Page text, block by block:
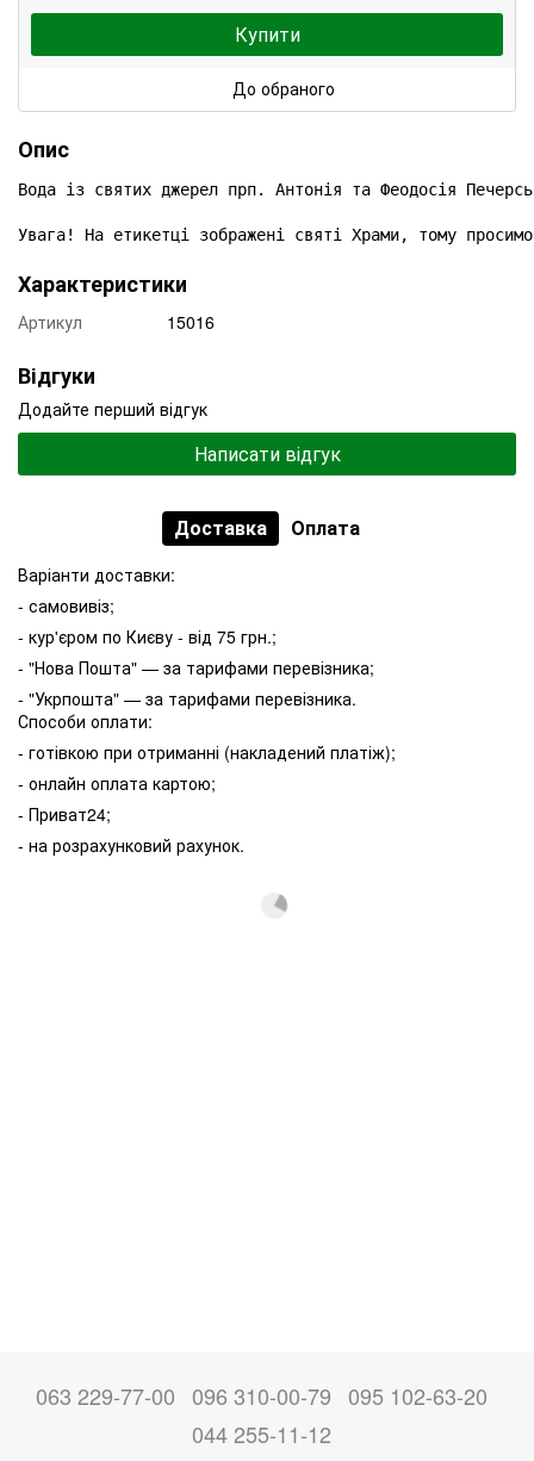
Купити
До обраного
Опис
Вода із святих джерел прп. Антонія та Феодосія
Увага! На етикетці зображені святі Храми, тому
Характеристики
Артикул 15016
Відгуки
Додайте перший відгук
Написати відгук
Доставка Оплата
Варіанти доставки:
- самовивіз;
- кур'єром по Києву - від 75 грн.;
- "Нова Пошта" — за тарифами перевізника;
- "Укрпошта" — за тарифами перевізника.
Способи оплати:
- готівкою при отриманні (накладений платіж);
- онлайн оплата картою;
- Приват24;
- на розрахунковий рахунок.
063 229-77-00 096 310-00-79 095 102-63-20
044 255-11-12